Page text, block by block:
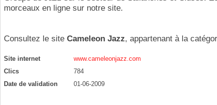
morceaux en ligne sur notre site.
Consultez le site Cameleon Jazz, appartenant à la
Site internet
www.cameleonjazz.com
Clics
784
Date de validation
01-06-2009